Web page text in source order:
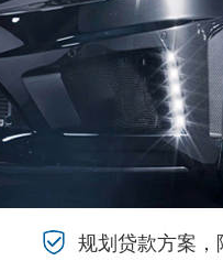
规划贷款方案，